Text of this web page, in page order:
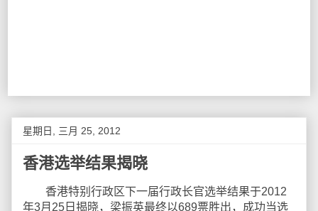
星期日, 三月 25, 2012
香港选举结果揭晓
香港特别行政区下一届行政长官选举结果于2012
年3月25日揭晓，梁振英最终以689票胜出，成功当选